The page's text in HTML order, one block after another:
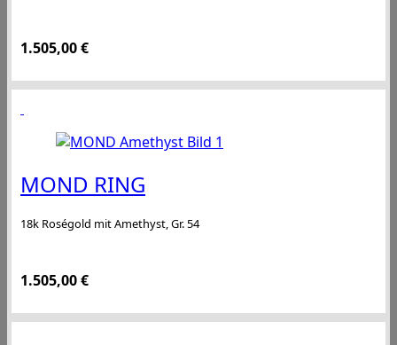
1.505,00€
MOND RING
18k Roségold mit Amethyst, Gr. 54
1.505,00€